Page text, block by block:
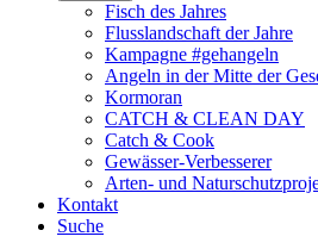
Fisch des Jahres
Flusslandschaft der Jahre
Kampagne #gehangeln
Angeln in der Mitte der
Kormoran
CATCH & CLEAN DAY
Catch & Cook
Gewässer-Verbesserer
Arten- und
Kontakt
Suche